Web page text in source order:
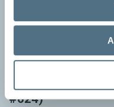
Vet du vad
#624)